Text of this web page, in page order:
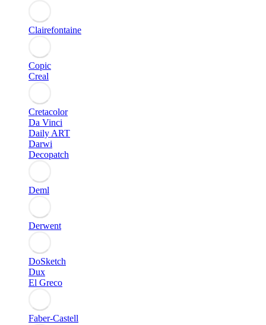
Clairefontaine
Copic
Creal
Cretacolor
Da Vinci
Daily ART
Darwi
Decopatch
Deml
Derwent
DoSketch
Dux
El Greco
Faber-Castell